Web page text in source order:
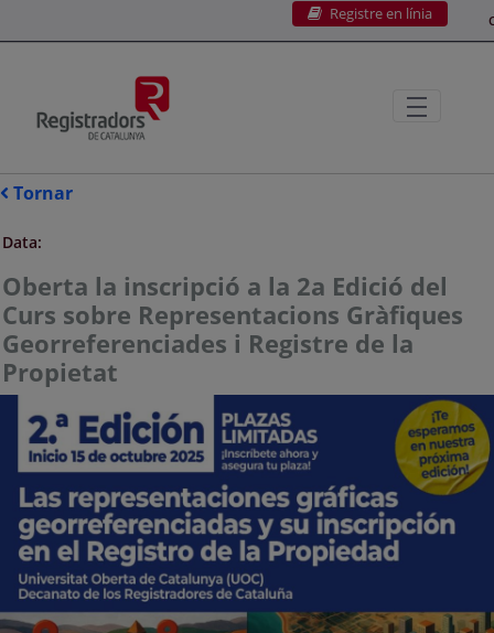
Registre en línia
Tornar
Data:
Oberta la inscripció a la 2a Edició del
Curs sobre Representacions Gràfiques
Georreferenciades i Registre de la
Propietat